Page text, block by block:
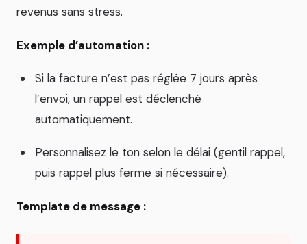
revenus sans stress.
Exemple d’automation :
Si la facture n’est pas réglée 7 jours après
l’envoi, un rappel est déclenché
automatiquement.
Personnalisez le ton selon le délai (gentil rappel,
puis rappel plus ferme si nécessaire).
Template de message :